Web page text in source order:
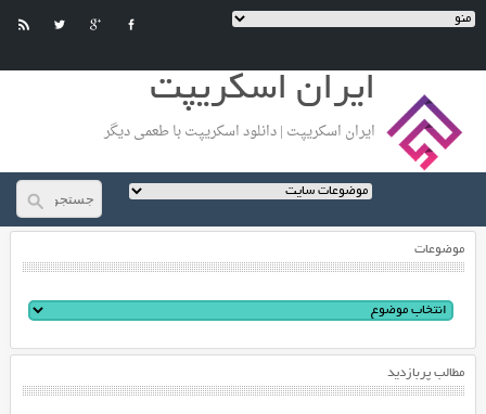
ایران اسکریپت
ایران اسکریپت | دانلود اسکریپت با طعمی دیگر
موضوعات
مطالب پربازدید